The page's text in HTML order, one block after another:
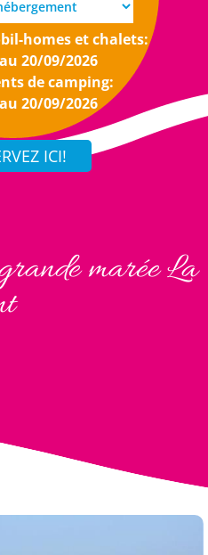
homes et chalets:
20/09/2026
de camping:
20/09/2026
marée La